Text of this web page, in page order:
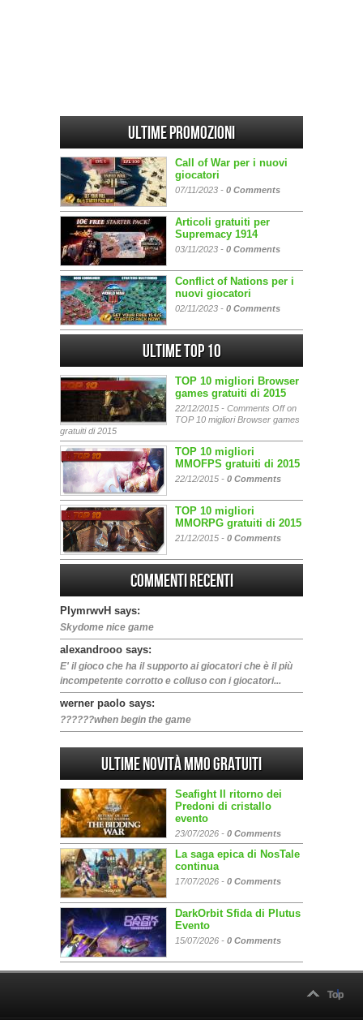
Ultime promozioni
Call of War per i nuovi
giocatori
07/11/2023 - 0 Comments
Articoli gratuiti per
Supremacy 1914
03/11/2023 - 0 Comments
Conflict of Nations per i
nuovi giocatori
02/11/2023 - 0 Comments
Ultime Top 10
TOP 10 migliori Browser
games gratuiti di 2015
22/12/2015 - Comments Offon
TOP 10 migliori Browser games
gratuiti di 2015
TOP 10 migliori
MMOFPS gratuiti di 2015
22/12/2015 - 0 Comments
TOP 10 migliori
MMORPG gratuiti di 2015
21/12/2015 - 0 Comments
Commenti Recenti
PIymrwvH says:
Skydome nice game
alexandrooo says:
E' il gioco che ha il supporto ai giocatori che è il più
incompetente corrotto e colluso con i giocatori...
werner paolo says:
??????when begin the game
Ultime Novità MMO gratuiti
Seafight Il ritorno dei
Predoni di cristallo
evento
23/07/2026 - 0 Comments
La saga epica di NosTale
continua
17/07/2026 - 0 Comments
DarkOrbit Sfida di Plutus
Evento
15/07/2026 - 0 Comments
Top